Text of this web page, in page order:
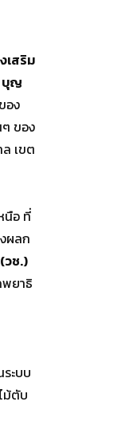
เสริม
บุญ
อง
ของ
เขต
นือ ที่
ผลก
วช.)
ยาธิ
ะบบ
ม้ตับ